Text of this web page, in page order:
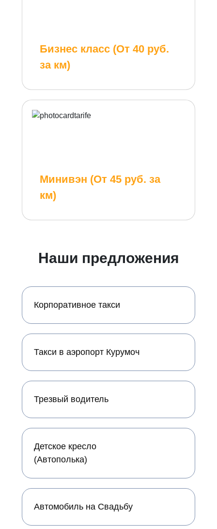
Бизнес класс (От 40 руб.
за км)
Минивэн (От 45 руб. за
км)
Наши предложения
Корпоративное такси
Такси в аэропорт Курумоч
Трезвый водитель
Детское кресло
(Автополька)
Автомобиль на Свадьбу